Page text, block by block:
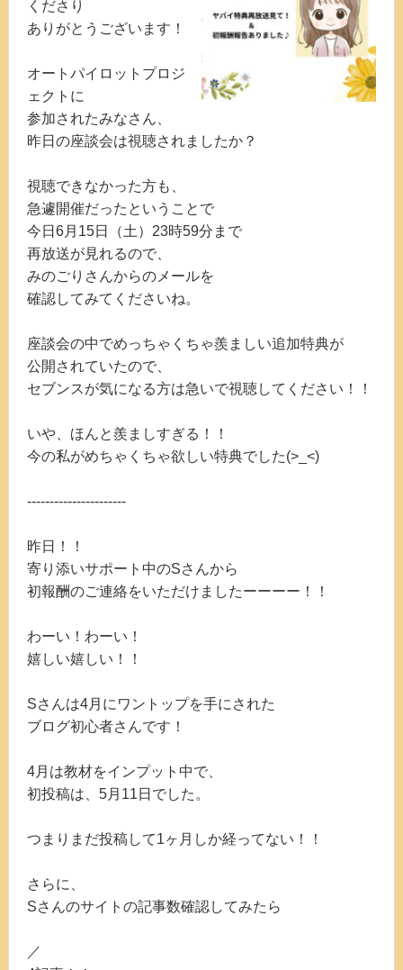
くださり
ありがとうございます！
オートパイロットプロジ
ェクトに
参加されたみなさん、
昨日の座談会は視聴されましたか？
視聴できなかった方も、
急遽開催だったということで
今日6月15日（土）23時59分まで
再放送が見れるので、
みのごりさんからのメールを
確認してみてくださいね。
座談会の中でめっちゃくちゃ羨ましい追加特典が
公開されていたので、
セブンスが気になる方は急いで視聴してください！！
いや、ほんと羨ましすぎる！！
今の私がめちゃくちゃ欲しい特典でした(>_<)
----------------------
昨日！！
寄り添いサポート中のSさんから
初報酬のご連絡をいただけましたーーーー！！
わーい！わーい！
嬉しい嬉しい！！
Sさんは4月にワントップを手にされた
ブログ初心者さんです！
4月は教材をインプット中で、
初投稿は、5月11日でした。
つまりまだ投稿して1ヶ月しか経ってない！！
さらに、
Sさんのサイトの記事数確認してみたら
／